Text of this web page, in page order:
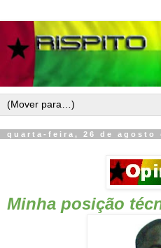
quarta-feira, 26 de agosto
Minha posição